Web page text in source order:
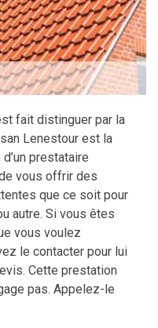
fait distinguer par la
Lenestour est la
prestataire
vous offrir des
que ce soit pour
autre. Si vous êtes
vous voulez
le contacter pour lui
Cette prestation
pas. Appelez-le